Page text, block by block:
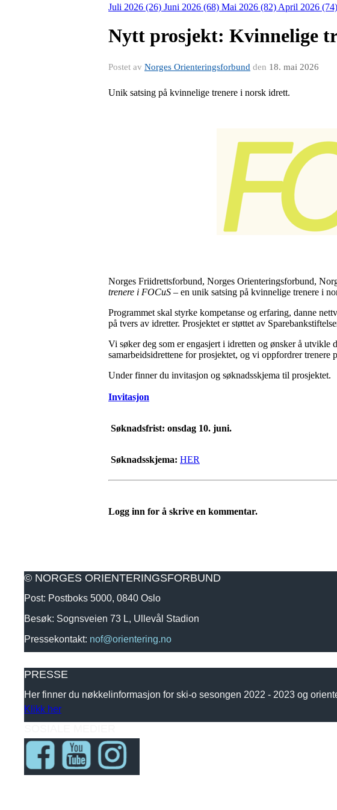
Juli 2026 (26) Juni 2026 (68) Mai 2026 (82) April 2026 (74)
Nytt prosjekt: Kvinnelige
Postet av Norges Orienteringsforbund den 18. mai 2026
Unik satsing på kvinnelige trenere i norsk idrett.
Norges Friidrettsforbund, Norges Orienteringsforbund,
trenere i FOCuS – en unik satsing på kvinnelige trenere i
Programmet skal styrke kompetanse og erfaring, danne
på tvers av idretter. Prosjektet er støttet av
Vi søker deg som er engasjert i idretten og ønsker å
samarbeidsidrettene for prosjektet, og vi oppfordrer trenere
Under finner du invitasjon og søknadsskjema til prosjektet.
Invitasjon
Søknadsfrist: onsdag 10. juni.
Søknadsskjema: HER
Logg inn for å skrive en kommentar.
© NORGES ORIENTERINGSFORBUND
Post: Postboks 5000, 0840 Oslo
Besøk: Sognsveien 73 L, Ullevål Stadion
Pressekontakt: nof@orientering.no
PRESSE
Her finner du nøkkelinformasjon for ski-o sesongen 2022 - 2023 og
Klikk her